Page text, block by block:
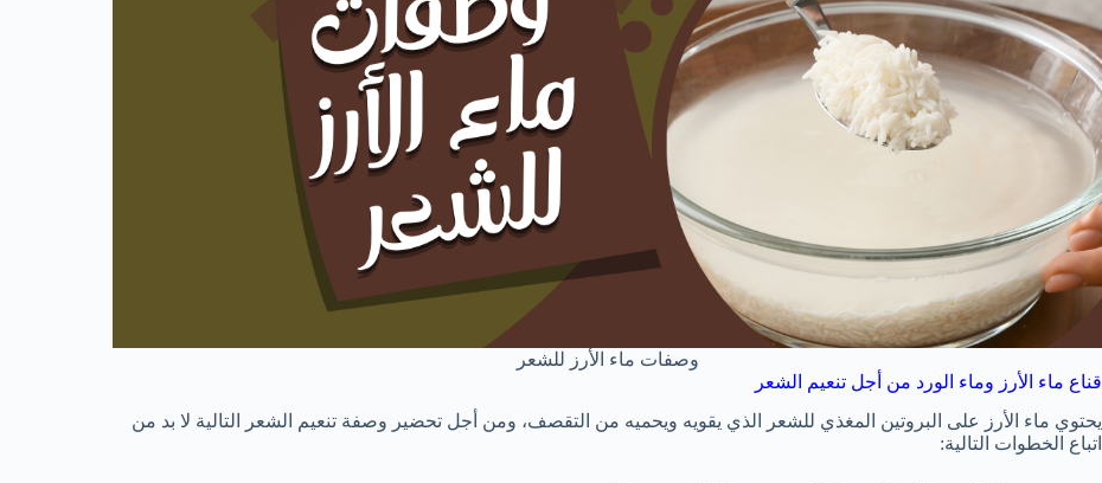
وصفات ماء الأرز للشعر
قناع ماء الأرز وماء الورد من أجل تنعيم الشعر
يحتوي ماء الأرز على البروتين المغذي للشعر الذي يقويه ويحميه من التقصف، ومن أجل تحضير وصفة تنعيم الشعر التالية لا بد من
اتباع الخطوات التالية: